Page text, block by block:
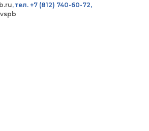
, тел. +7 (812) 740-60-72,